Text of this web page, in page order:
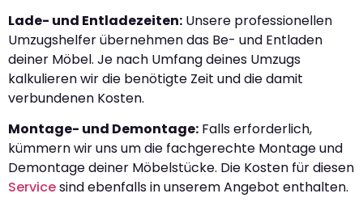
Lade- und Entladezeiten: Unsere professionellen
Umzugshelfer übernehmen das Be- und Entladen
deiner Möbel. Je nach Umfang deines Umzugs
kalkulieren wir die benötigte Zeit und die damit
verbundenen Kosten.
Montage- und Demontage: Falls erforderlich,
kümmern wir uns um die fachgerechte Montage und
Demontage deiner Möbelstücke. Die Kosten für diesen
Servicesind ebenfalls in unserem Angebot enthalten.